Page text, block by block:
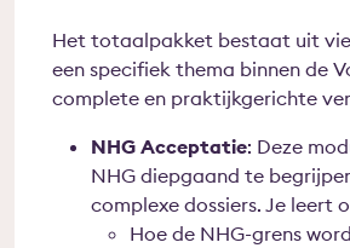
Het totaalpakket bestaat uit
een specifiek thema binnen de
complete en praktijkgerichte
NHG Acceptatie: Deze
NHG diepgaand te
complexe dossiers. Je leert
Hoe de NHG-grens